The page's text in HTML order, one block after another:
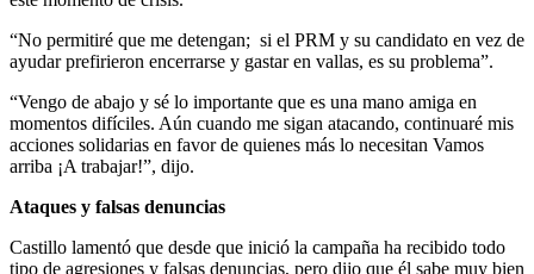
“No permitiré que me detengan; si el PRM y su candidato en vez de
ayudar prefirieron encerrarse y gastar en vallas, es su problema”.
“Vengo de abajo y sé lo importante que es una mano amiga en
momentos difíciles. Aún cuando me sigan atacando, continuaré mis
acciones solidarias en favor de quienes más lo necesitan Vamos
arriba ¡A trabajar!”, dijo.
Ataques y falsas denuncias
Castillo lamentó que desde que inició la campaña ha recibido todo
tipo de agresiones y falsas denuncias, pero dijo que él sabe muy bien